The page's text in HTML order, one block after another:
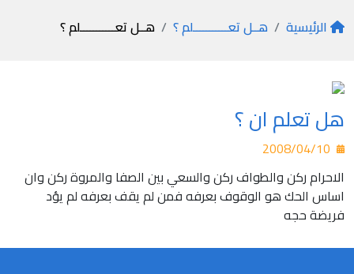
الرئيسية هــل تعـــــــــــلم ؟ هــل تعـــــــــــلم ؟
هل تعلم ان ؟
الاحرام ركن والطواف ركن والسعي بين الصفا والمروة ركن وان
اساس الحك هو الوقوف بعرفه فمن لم يقف بعرفه لم يؤد
فريضة حجه